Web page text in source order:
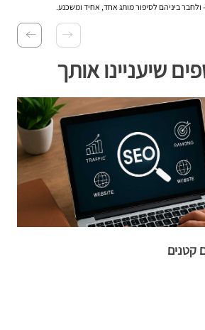
ולחבר ביניהם לסיפור מותג אחד, אחיד ומשכנע.
שיעניינו אותך
קטנים